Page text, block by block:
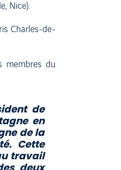
Nice).
Charles-de-
membres du
de
en
de la
Cette
travail